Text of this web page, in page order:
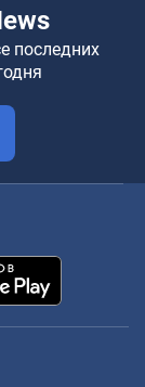
последних